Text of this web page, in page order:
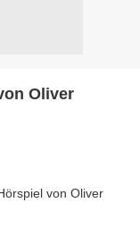
Oliver